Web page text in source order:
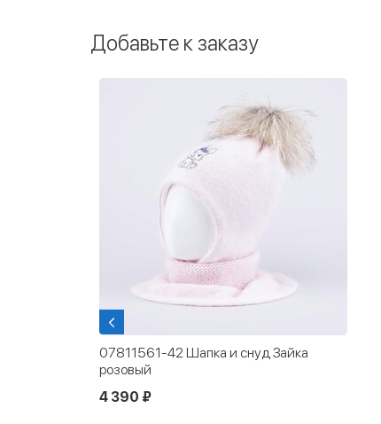
Добавьте к заказу
07811561-42 Шапка и снуд Зайка
розовый
4 390 ₽